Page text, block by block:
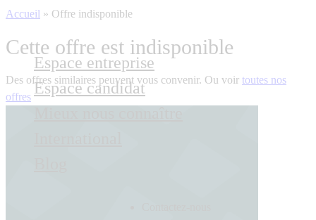
Espace entreprise
Espace candidat
Accueil » Offre indisponible
Cette offre est indisponible
Des offres similaires peuvent vous convenir. Ou voir toutes nos
offres